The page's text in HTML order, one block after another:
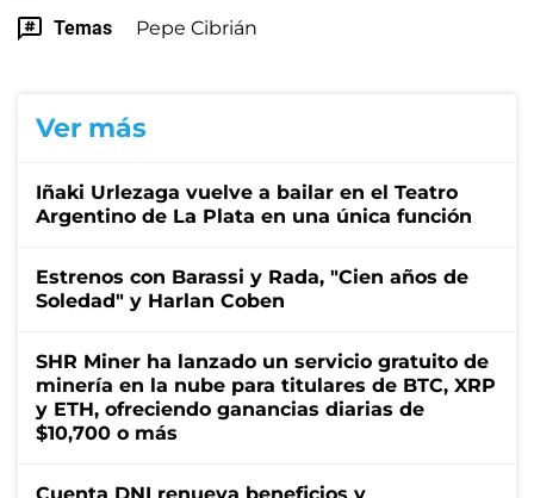
Temas Pepe Cibrián
Ver más
Iñaki Urlezaga vuelve a bailar en el Teatro
Argentino de La Plata en una única función
Estrenos con Barassi y Rada, "Cien años de
Soledad" y Harlan Coben
SHR Miner ha lanzado un servicio gratuito de
minería en la nube para titulares de BTC, XRP
y ETH, ofreciendo ganancias diarias de
$10,700 o más
Cuenta DNI renueva beneficios y